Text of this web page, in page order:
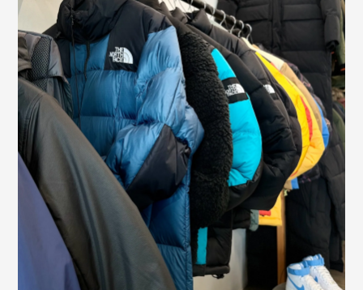
Саратов
Севастополь
Сергиев Посад
Симферополь
Смоленск
Сочи
Ставрополь
Старый Оскол
Стерлитамак
Сыктывкар